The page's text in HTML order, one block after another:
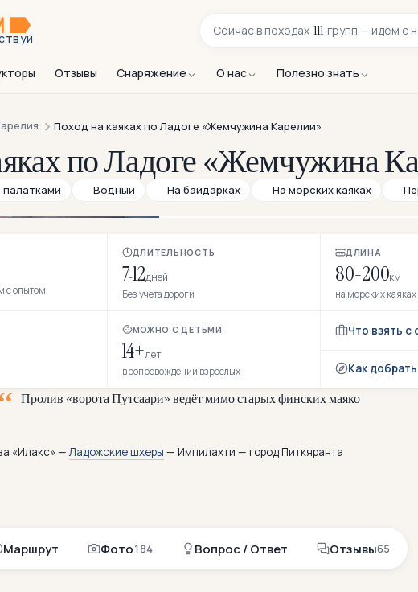
Сейчас в походах 111 групп — идём с
Отзывы Снаряжение О нас Полезно знать
Поход на каяках по Ладоге «Жемчужина Карелии»
по Ладоге «Жемчужина
Водный На байдарках На морских каяках
с опытом
ДЛИТЕЛЬНОСТЬ
7-12дней
Без учета дороги
ДЛИНА
80-200км
на морских каяках
МОЖНО С ДЕТЬМИ
14+лет
в сопровождении взрослых
Что взять с
Как
Пролив «воротаПутсаари» ведётмимостарыхфинскихмаяко
«Илакс» —Ладожские шхеры — Импилахти — город Питкяранта
Маршрут Фото184 Вопрос / Ответ Отзывы65